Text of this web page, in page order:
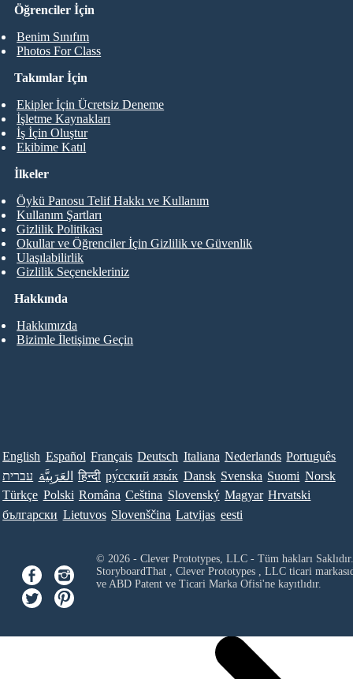
Öğrenciler İçin
Benim Sınıfım
Photos For Class
Takımlar İçin
Ekipler İçin Ücretsiz Deneme
İşletme Kaynakları
İş İçin Oluştur
Ekibime Katıl
Hakkında
Hakkımızda
Bizimle İletişime Geçin
İlkeler
Öykü Panosu Telif Hakkı ve Kullanım
Kullanım Şartları
Gizlilik Politikası
Okullar ve Öğrenciler İçin Gizlilik ve Güvenlik
Ulaşılabilirlik
Gizlilik Seçenekleriniz
English Español Français Deutsch Italiana Nederlands Português
עברית العَرَبِيَّة हिन्दी ру́сский язы́к Dansk Svenska Suomi Norsk
Türkçe Polski Româna Ceština Slovenský Magyar Hrvatski
български Lietuvos Slovenščina Latvijas eesti
© 2026 - Clever Prototypes, LLC - Tüm hakları Saklıdır.
StoryboardThat , Clever Prototypes , LLCticari
ve ABD Patent ve Ticari Marka Ofisi'ne kayıtlıdır.